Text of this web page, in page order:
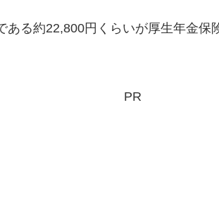
る約22,800円くらいが厚生年金保
PR